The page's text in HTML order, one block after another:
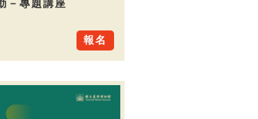
－專題講座
報名